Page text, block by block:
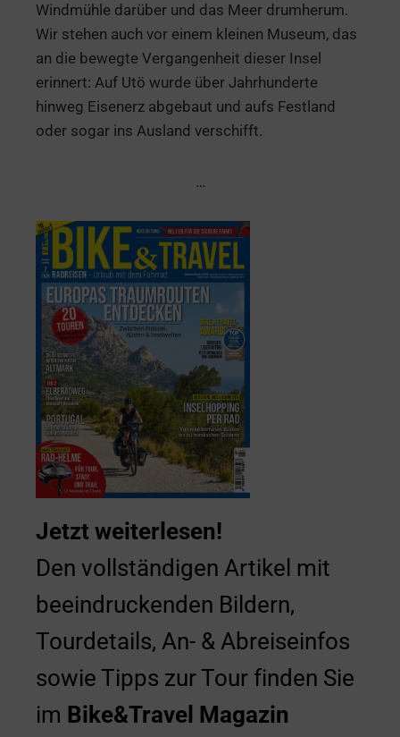
Windmühle darüber und das Meer drumherum.
Wir stehen auch vor einem kleinen Museum, das
an die bewegte Vergangenheit dieser Insel
erinnert: Auf Utö wurde über Jahrhunderte
hinweg Eisenerz abgebaut und aufs Festland
oder sogar ins Ausland verschifft.
…
Jetzt weiterlesen!
Den vollständigen Artikel mit
beeindruckenden Bildern,
Tourdetails, An- & Abreiseinfos
sowie Tipps zur Tour finden Sie
im Bike&Travel Magazin